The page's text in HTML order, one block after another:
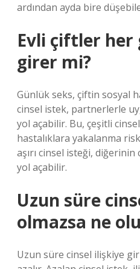
ardından ayda bire
Evli çiftler her
girer mi?
Günlük seks, çiftin sosyal
cinsel istek, partnerlerle
yol açabilir. Bu, çeşitli
hastalıklara yakalanma
aşırı cinsel isteği,
yol açabilir.
Uzun süre
olmazsa ne
Uzun süre cinsel ilişkiye